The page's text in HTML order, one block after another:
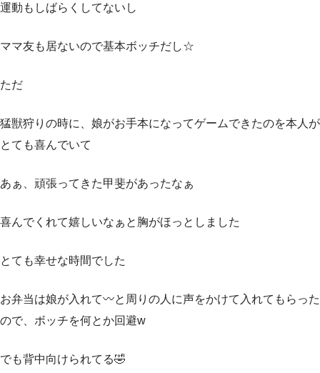
運動もしばらくしてないし
ママ友も居ないので基本ボッチだし☆
ただ
猛獣狩りの時に、娘がお手本になってゲームできたのを本人が
とても喜んでいて
あぁ、頑張ってきた甲斐があったなぁ
喜んでくれて嬉しいなぁと胸がほっとしました
とても幸せな時間でした
お弁当は娘が入れて〰️と周りの人に声をかけて入れてもらった
ので、ボッチを何とか回避w
でも背中向けられてる🤣